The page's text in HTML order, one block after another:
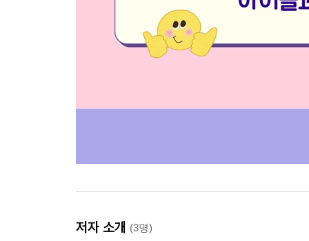
저자 소개 (3명)